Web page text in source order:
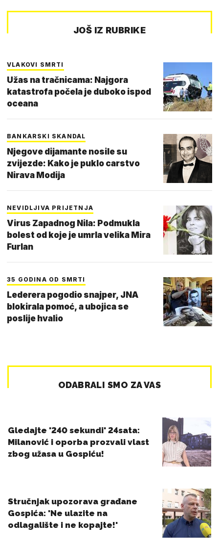
JOŠ IZ RUBRIKE
VLAKOVI SMRTI
Užas na tračnicama: Najgora
katastrofa počela je duboko ispod
oceana
BANKARSKI SKANDAL
Njegove dijamante nosile su
zvijezde: Kako je puklo carstvo
Nirava Modija
NEVIDLJIVA PRIJETNJA
Virus Zapadnog Nila: Podmukla
bolest od koje je umrla velika Mira
Furlan
35 GODINA OD SMRTI
Lederera pogodio snajper, JNA
blokirala pomoć, a ubojica se
poslije hvalio